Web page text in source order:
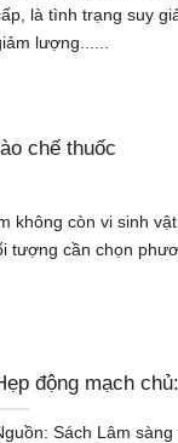
là tình trạng suy
lượng......
chế thuốc
không còn vi sinh
cần chọn
động mạch
Sách Lâm